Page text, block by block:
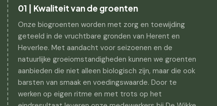
01 | Kwaliteit van de groenten
Onze biogroenten worden met zorg en toewijding
geteeld in de vruchtbare gronden van Herent en
Heverlee. Met aandacht voor seizoenen en de
natuurlijke groeiomstandigheden kunnen we groenten
aanbieden die niet alleen biologisch zijn, maar die ook
barsten van smaak en voedingswaarde. Door te
werken op eigen ritme en met trots op het